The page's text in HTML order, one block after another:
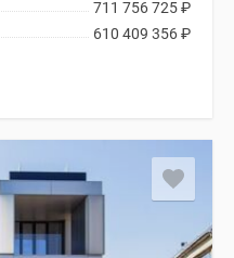
711 756 725₽
610 409 356₽